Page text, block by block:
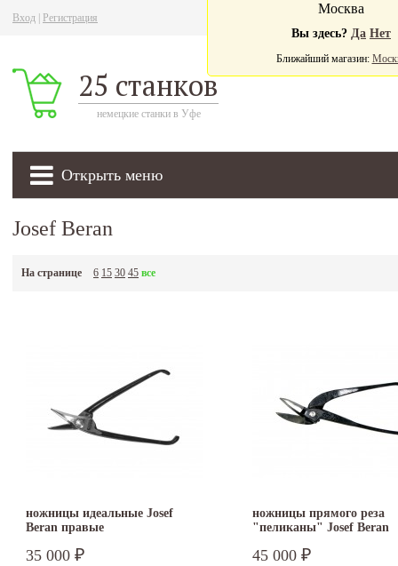
Вход Регистрация
25 станков
немецкие станки в Уфе
Открыть меню
Москва
Вы здесь? Да Нет
Ближайший магазин:
Josef Beran
На странице 6 15 30 45 все
ножницы идеальные Josef
Beran правые
35 000 ₽
ножницы прямого реза
"пеликаны" Josef Beran
45 000 ₽